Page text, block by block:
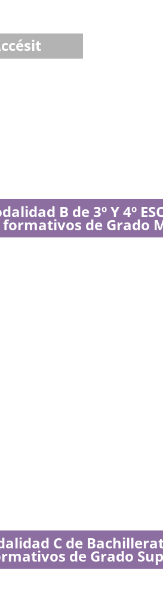
B de 3º Y 4º
formativos de Grado
C de
de Grado